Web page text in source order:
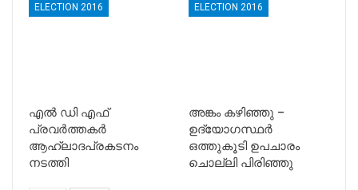
ELECTION 2016
എല്‍ ഡി എഫ്
പ്രവര്‍ത്തകര്‍
ആഹ്ലാദപ്രകടനം
നടത്തി
ELECTION 2016
അങ്കം കഴിഞ്ഞു –
ഉദ്യോഗസ്ഥര്‍
ഒത്തുകൂടി ഉപചാരം
ചൊല്ലി പിരിഞ്ഞു